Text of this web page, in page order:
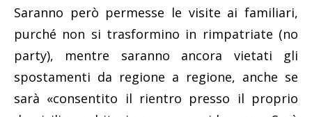
Saranno però permesse le visite ai familiari,
purché non si trasformino in rimpatriate (no
party), mentre saranno ancora vietati gli
spostamenti da regione a regione, anche se
sarà «consentito il rientro presso il proprio